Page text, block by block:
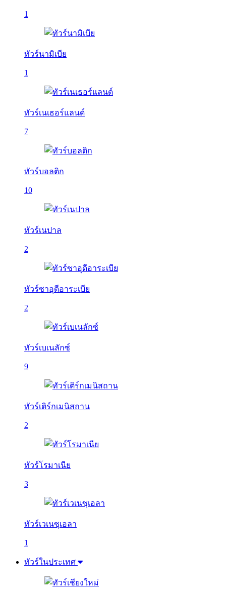
1
ทัวร์นามิเบีย
1
ทัวร์เนเธอร์แลนด์
7
ทัวร์บอลติก
10
ทัวร์เนปาล
2
ทัวร์ซาอุดีอาระเบีย
2
ทัวร์เบเนลักซ์
9
ทัวร์เติร์กเมนิสถาน
2
ทัวร์โรมาเนีย
3
ทัวร์เวเนซุเอลา
1
ทัวร์ในประเทศ